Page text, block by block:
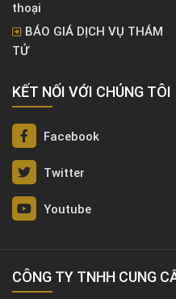
thoại
BÁO GIÁ DỊCH VỤ THÁM
TỬ
KẾT NỐI VỚI CHÚNG TÔI
Facebook
Twitter
Youtube
CÔNG TY TNHH CUNG